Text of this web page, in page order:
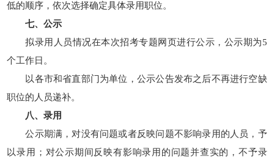
低的顺序，依次选择确定具体录用职位。
七、公示
拟录用人员情况在本次招考专题网页进行公示，公示期为5
个工作日。
以各市和省直部门为单位，公示公告发布之后不再进行空缺
职位的人员递补。
八、录用
公示期满，对没有问题或者反映问题不影响录用的人员，予
以录用；对公示期间反映有影响录用的问题并查实的，不予录